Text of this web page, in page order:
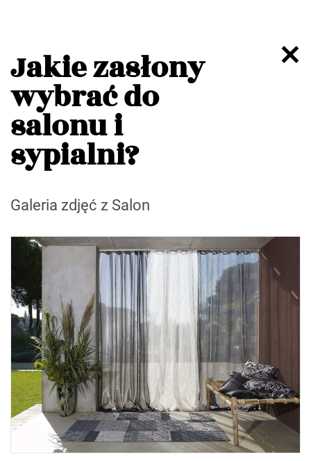
Jakie zasłony
wybrać do
salonu i
sypialni?
Galeria zdjęć z Salon